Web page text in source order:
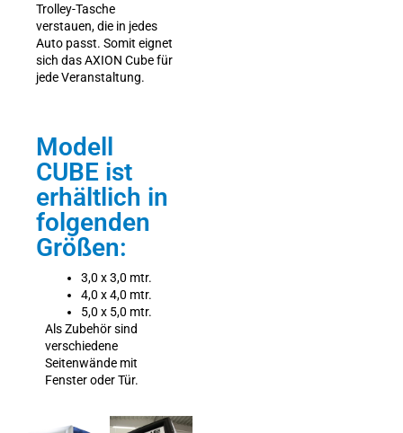
Trolley-Tasche
verstauen, die in jedes
Auto passt. Somit eignet
sich das AXION Cube für
jede Veranstaltung.
Modell
CUBE ist
erhältlich in
folgenden
Größen:
3,0 x 3,0 mtr.
4,0 x 4,0 mtr.
5,0 x 5,0 mtr.
Als Zubehör sind
verschiedene
Seitenwände mit
Fenster oder Tür.